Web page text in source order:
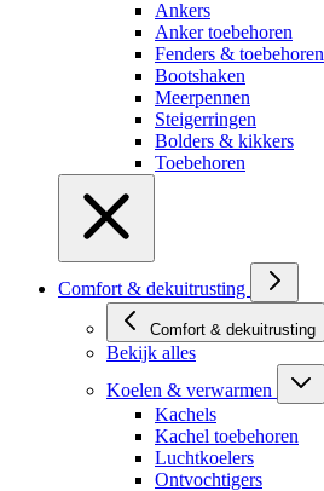
Ankers
Anker toebehoren
Fenders & toebehoren
Bootshaken
Meerpennen
Steigerringen
Bolders & kikkers
Toebehoren
Comfort & dekuitrusting
Comfort & dekuitrusting
Bekijk alles
Koelen & verwarmen
Kachels
Kachel toebehoren
Luchtkoelers
Ontvochtigers